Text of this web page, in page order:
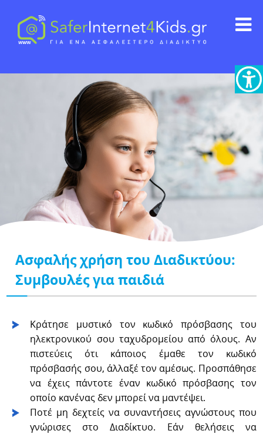
Ασφαλής χρήση του Διαδικτύου:
Συμβουλές για παιδιά
Κράτησε μυστικό τον κωδικό πρόσβασης του
ηλεκτρονικού σου ταχυδρομείου από όλους. Αν
πιστεύεις ότι κάποιος έμαθε τον κωδικό
πρόσβασής σου, άλλαξέ τον αμέσως. Προσπάθησε
να έχεις πάντοτε έναν κωδικό πρόσβασης τον
οποίο κανένας δεν μπορεί να μαντέψει.
Ποτέ μη δεχτείς να συναντήσεις αγνώστους που
γνώρισες στο Διαδίκτυο. Εάν θελήσεις να